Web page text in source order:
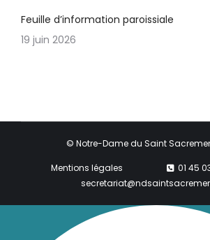
Feuille d’information paroissiale
19 juin 2026
© Notre-Dame du Saint
Mentions légales
01 45